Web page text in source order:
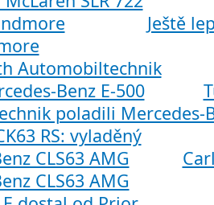
Ještě
poladili Mercedes-
CLS63 AMG